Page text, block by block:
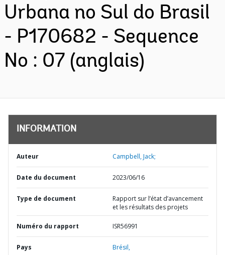
Urbana no Sul do Brasil
- P170682 - Sequence
No : 07 (anglais)
INFORMATION
Auteur Campbell, Jack;
Date du document 2023/06/16
Type de document
Rapport sur l’état d’avancement
et les résultats des projets
Numéro du rapport ISR56991
Pays Brésil,